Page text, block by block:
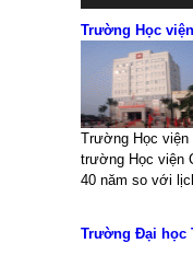
Trường Học
Trường Học viện
trường Học viện
40 năm so với
Trường Đại học